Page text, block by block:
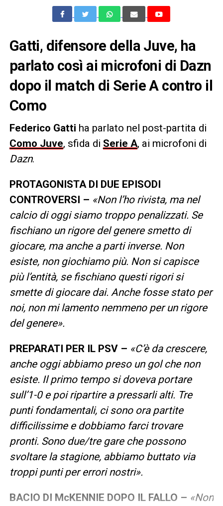
Gatti, difensore della Juve, ha
parlato così ai microfoni di Dazn
dopo il match di Serie A contro il
Como
Federico Gatti ha parlato nel post-partita di
Como Juve, sfida di Serie A, ai microfoni di
Dazn.
PROTAGONISTA DI DUE EPISODI
CONTROVERSI – «Non l’ho rivista, ma nel
calcio di oggi siamo troppo penalizzati. Se
fischiano un rigore del genere smetto di
giocare, ma anche a parti inverse. Non
esiste, non giochiamo più. Non si capisce
più l’entità, se fischiano questi rigori si
smette di giocare dai. Anche fosse stato per
noi, non mi lamento nemmeno per un rigore
del genere».
PREPARATI PER IL PSV – «C’è da crescere,
anche oggi abbiamo preso un gol che non
esiste. Il primo tempo si doveva portare
sull’1-0 e poi ripartire a pressarli alti. Tre
punti fondamentali, ci sono ora partite
difficilissime e dobbiamo farci trovare
pronti. Sono due/tre gare che possono
svoltare la stagione, abbiamo buttato via
troppi punti per errori nostri».
BACIO DI McKENNIE DOPO IL FALLO – «Non